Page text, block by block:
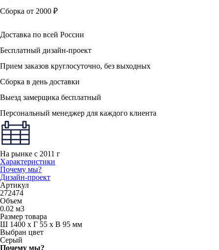
Сборка от 2000 ₽
Доставка по всей России
Бесплатный дизайн-проект
Прием заказов круглосуточно, без выходных
Сборка в день доставки
Выезд замерщика бесплатный
Персональный менеджер для каждого клиента
На рынке с 2011 г
Характеристики
Почему мы?
Дизайн-проект
Артикул
272474
Объем
0.02 м3
Размер товара
Ш 1400 x Г 55 x В 95 мм
Выбран цвет
Серый
Почему мы?